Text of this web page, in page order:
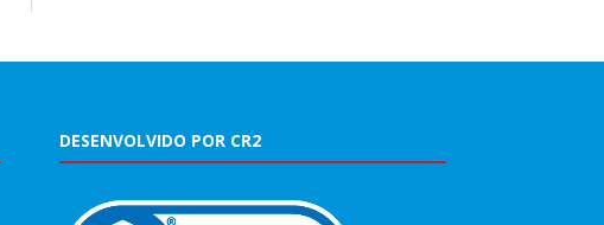
DESENVOLVIDO POR CR2